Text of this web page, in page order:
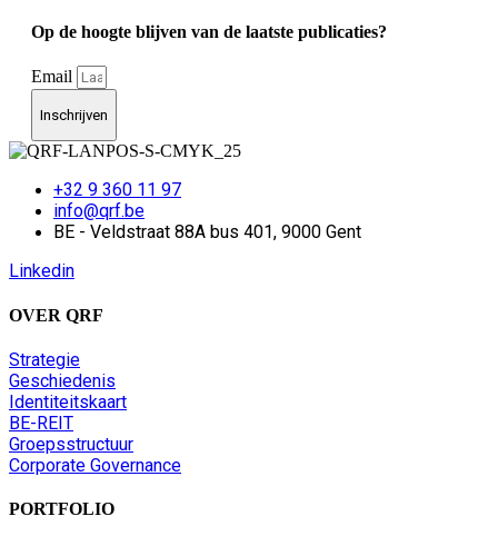
Op de hoogte blijven van de laatste publicaties?
Email
Inschrijven
+32 9 360 11 97
info@qrf.be
BE - Veldstraat 88A bus 401, 9000 Gent
Linkedin
OVER QRF
Strategie
Geschiedenis
Identiteitskaart
BE-REIT
Groepsstructuur
Corporate Governance
PORTFOLIO